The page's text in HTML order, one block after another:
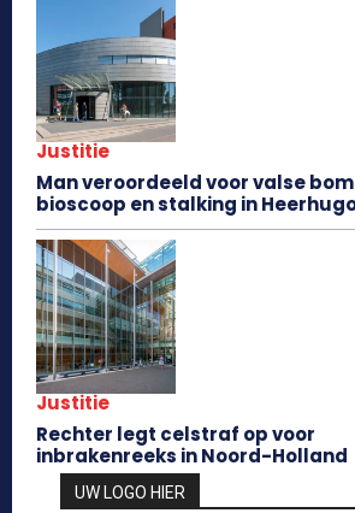
Justitie
Man veroordeeld voor valse
bioscoop en stalking in
Justitie
Rechter legt celstraf op voor
inbrakenreeks in Noord-Holland
UW LOGO HIER